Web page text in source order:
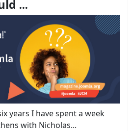
...
years I have spent a week
with Nicholas...